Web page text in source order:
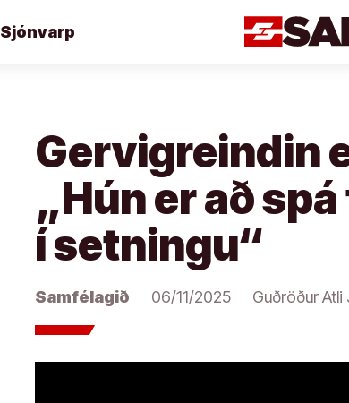
Sjónvarp
Gervigreindin
„Hún er að
í setningu“
Samfélagið 06/11/2025 Guðröður